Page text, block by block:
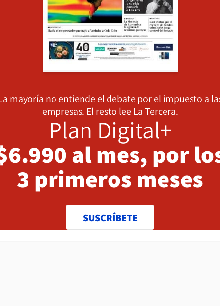
mayoría no entiende el debate por el impuesto a
empresas. El resto lee La Tercera.
Plan Digital+
al mes, por
3 primeros meses
SUSCRÍBETE